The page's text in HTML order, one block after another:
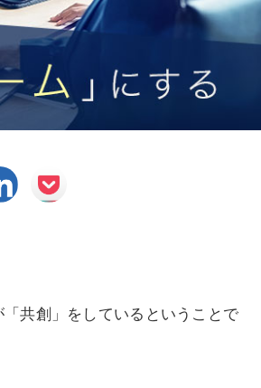
共創」をしているということで